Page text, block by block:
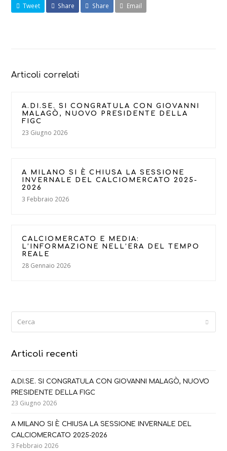
Tweet Share Share Email
Articoli correlati
A.DI.SE. SI CONGRATULA CON GIOVANNI
MALAGÒ, NUOVO PRESIDENTE DELLA
FIGC
23 Giugno 2026
A MILANO SI È CHIUSA LA SESSIONE
INVERNALE DEL CALCIOMERCATO 2025-
2026
3 Febbraio 2026
CALCIOMERCATO E MEDIA:
L’INFORMAZIONE NELL’ERA DEL TEMPO
REALE
28 Gennaio 2026
Submit
Articoli recenti
A.DI.SE. SI CONGRATULA CON GIOVANNI MALAGÒ, NUOVO
PRESIDENTE DELLA FIGC
23 Giugno 2026
A MILANO SI È CHIUSA LA SESSIONE INVERNALE DEL
CALCIOMERCATO 2025-2026
3 Febbraio 2026